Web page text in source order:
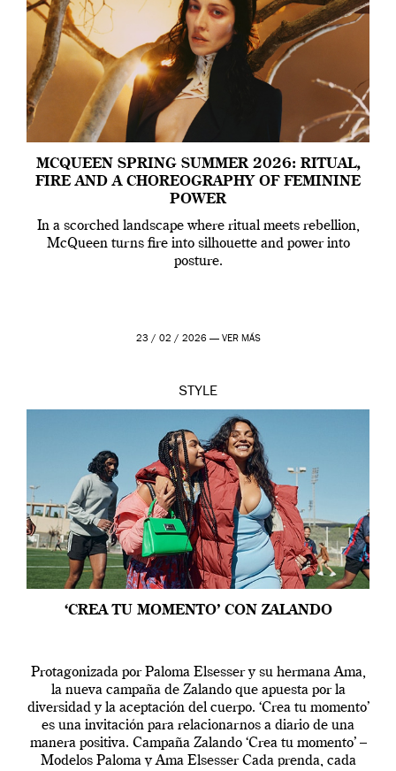
MCQUEEN SPRING SUMMER 2026: RITUAL,
FIRE AND A CHOREOGRAPHY OF FEMININE
POWER
In a scorched landscape where ritual meets rebellion,
McQueen turns fire into silhouette and power into
posture.
23 / 02 / 2026 — VER MÁS
STYLE
‘CREA TU MOMENTO’ CON ZALANDO
Protagonizada por Paloma Elsesser y su hermana Ama,
la nueva campaña de Zalando que apuesta por la
diversidad y la aceptación del cuerpo. ‘Crea tu momento’
es una invitación para relacionarnos a diario de una
manera positiva. Campaña Zalando ‘Crea tu momento’ –
Modelos Paloma y Ama Elsesser Cada prenda, cada